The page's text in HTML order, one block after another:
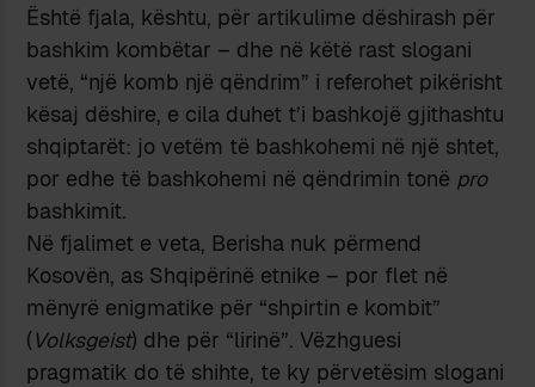
Është fjala, kështu, për artikulime dëshirash për
bashkim kombëtar – dhe në këtë rast slogani
vetë, “një komb një qëndrim” i referohet pikërisht
kësaj dëshire, e cila duhet t’i bashkojë gjithashtu
shqiptarët: jo vetëm të bashkohemi në një shtet,
por edhe të bashkohemi në qëndrimin tonë pro
bashkimit.
Në fjalimet e veta, Berisha nuk përmend
Kosovën, as Shqipërinë etnike – por flet në
mënyrë enigmatike për “shpirtin e kombit”
(Volksgeist) dhe për “lirinë”. Vëzhguesi
pragmatik do të shihte, te ky përvetësim slogani